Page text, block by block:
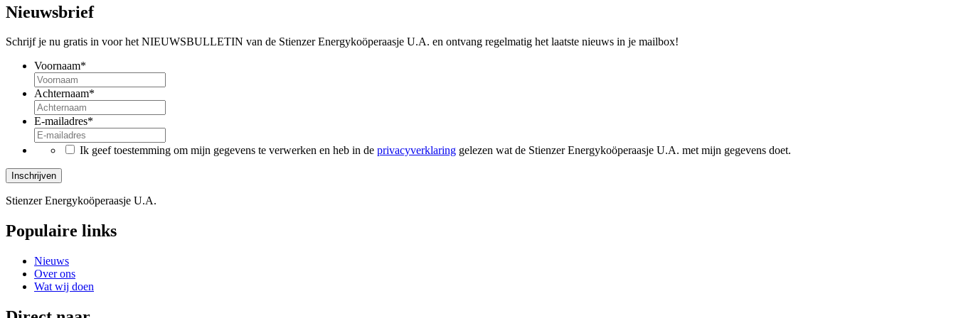
Nieuwsbrief
Schrijf je nu gratis in voor het NIEUWSBULLETIN van de Stienzer Energykoöperaasje U.A. en ontvang regelmatig het laatste nieuws in je mailbox!
Voornaam*
Achternaam*
E-mailadres*
Ik geef toestemming om mijn gegevens te verwerken en heb in de privacyverklaring gelezen wat de Stienzer Energykoöperaasje U.A. met mijn gegevens doet.
Stienzer Energykoöperaasje U.A.
Populaire links
Nieuws
Over ons
Wat wij doen